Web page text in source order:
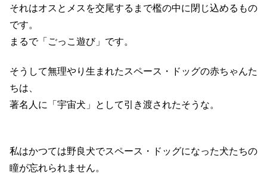
それはオスとメスを交尾するまで檻の中に閉じ込めるもの
です。
まるで「ごっこ遊び」です。
そうして無理やり生まれたスペース・ドッグの赤ちゃんた
ちは、
著名人に「宇宙犬」として引き渡されたそうな。
私はかつては野良犬でスペース・ドッグになった犬たちの
瞳が忘れられません。